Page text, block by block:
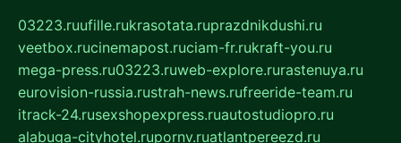
03223.ruufille.rukrasotata.ruprazdnikdushi.ru
veetbox.rucinemapost.ruciam-fr.rukraft-you.ru
mega-press.ru03223.ruweb-explore.rurastenuya.ru
eurovision-russia.rustrah-news.rufreeride-team.ru
itrack-24.rusexshopexpress.ruautostudiopro.ru
alabuga-cityhotel.rupornv.ruatlantpereezd.ru